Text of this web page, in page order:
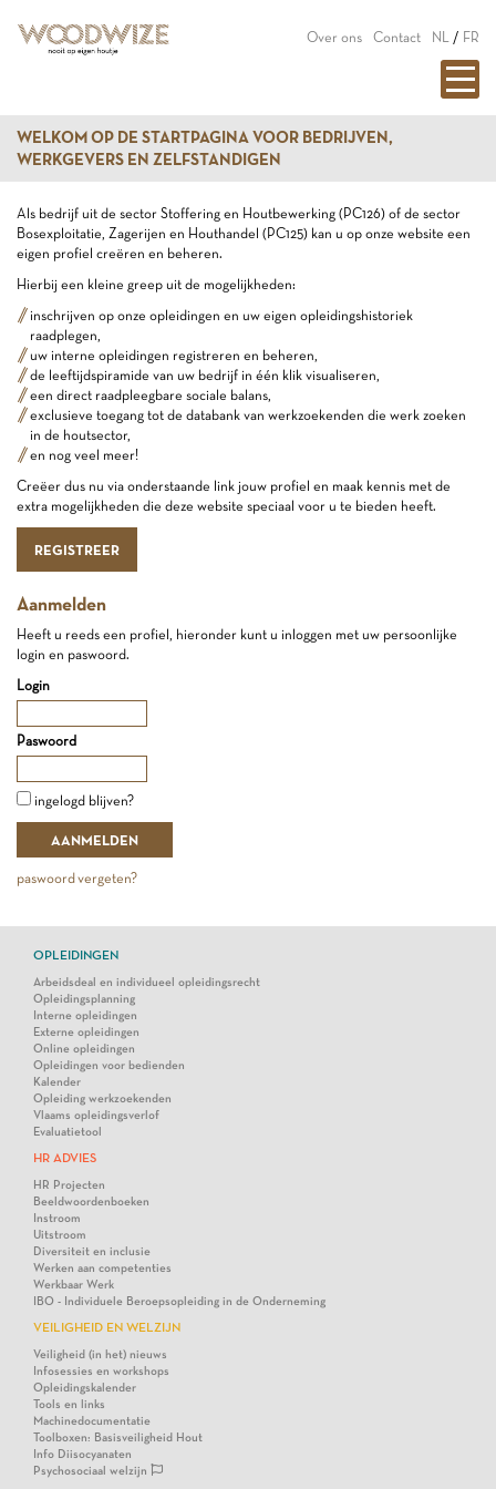
Over ons Contact NL / FR
WELKOM OP DE STARTPAGINA VOOR BEDRIJVEN,
WERKGEVERS EN ZELFSTANDIGEN
Als bedrijf uit de sector Stoffering en Houtbewerking (PC126) of de sector
Bosexploitatie, Zagerijen en Houthandel (PC125) kan u op onze website een
eigen profiel creëren en beheren.
Hierbij een kleine greep uit de mogelijkheden:
inschrijven op onze opleidingen en uw eigen opleidingshistoriek
raadplegen,
uw interne opleidingen registreren en beheren,
de leeftijdspiramide van uw bedrijf in één klik visualiseren,
een direct raadpleegbare sociale balans,
exclusieve toegang tot de databank van werkzoekenden die werk zoeken
in de houtsector,
en nog veel meer!
Creëer dus nu via onderstaande link jouw profiel en maak kennis met de
extra mogelijkheden die deze website speciaal voor u te bieden heeft.
REGISTREER
Aanmelden
Heeft u reeds een profiel, hieronder kunt u inloggen met uw persoonlijke
login en paswoord.
Login
Paswoord
ingelogd blijven?
paswoord vergeten?
OPLEIDINGEN
Arbeidsdeal en individueel opleidingsrecht
Opleidingsplanning
Interne opleidingen
Externe opleidingen
Online opleidingen
Opleidingen voor bedienden
Kalender
Opleiding werkzoekenden
Vlaams opleidingsverlof
Evaluatietool
HR ADVIES
HR Projecten
Beeldwoordenboeken
Instroom
Uitstroom
Diversiteit en inclusie
Werken aan competenties
Werkbaar Werk
IBO - Individuele Beroepsopleiding in de Onderneming
VEILIGHEID EN WELZIJN
Veiligheid (in het) nieuws
Infosessies en workshops
Opleidingskalender
Tools en links
Machinedocumentatie
Toolboxen: Basisveiligheid Hout
Info Diisocyanaten
Psychosociaal welzijn